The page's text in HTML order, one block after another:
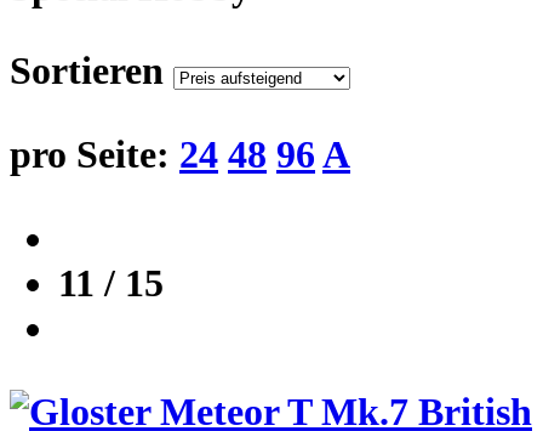
Sortieren
pro Seite: 24 48 96A
11 / 15